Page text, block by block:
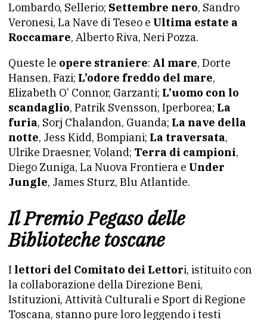
Lombardo, Sellerio; Settembre nero, Sandro
Veronesi, La Nave di Teseo e Ultima estate a
Roccamare, Alberto Riva, Neri Pozza.
Queste le opere straniere: Al mare, Dorte
Hansen, Fazi; L’odore freddo del mare,
Elizabeth O’ Connor, Garzanti; L’uomo con lo
scandaglio, Patrik Svensson, Iperborea; La
furia, Sorj Chalandon, Guanda; La nave della
notte, Jess Kidd, Bompiani; La traversata,
Ulrike Draesner, Voland; Terra di campioni,
Diego Zuniga, La Nuova Frontiera e Under
Jungle, James Sturz, Blu Atlantide.
Il Premio Pegaso delle
Biblioteche toscane
I lettori del Comitato dei Lettori, istituito con
la collaborazione della Direzione Beni,
Istituzioni, Attività Culturali e Sport di Regione
Toscana, stanno pure loro leggendo i testi